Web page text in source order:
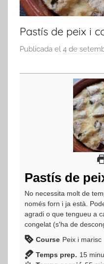
Pastís de peix i
Publicada el 4 de
Pastís de
No necessita molt de
només forn i ja està.
agradi o que tengueu a
congelat (s'ha de
Course Peix i marisc
Temps prep. 15